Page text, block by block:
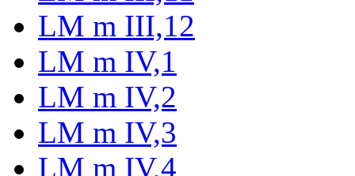
LM m III,12
LM m IV,1
LM m IV,2
LM m IV,3
LM m IV,4